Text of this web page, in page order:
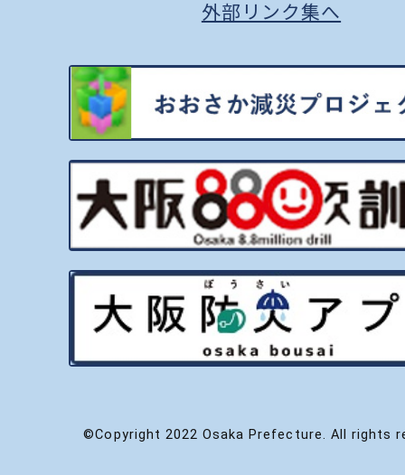
外部リンク集へ
©Copyright 2022 Osaka Prefecture. All rights